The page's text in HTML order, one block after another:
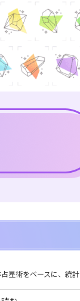
星術をベースに、統